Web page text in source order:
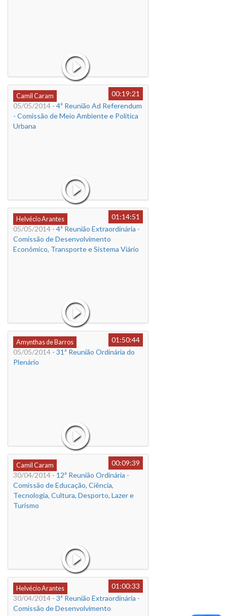
Camil Caram
00:19:21
05/05/2014 - 4ª Reunião Ad Referendum
- Comissão de Meio Ambiente e Política
Urbana
Helvécio Arantes
01:14:51
05/05/2014 - 4ª Reunião Extraordinária -
Comissão de Desenvolvimento
Econômico, Transporte e Sistema Viário
Amynthas de Barros
01:50:44
05/05/2014 - 31ª Reunião Ordinária do
Plenário
Camil Caram
00:09:39
30/04/2014 - 12ª Reunião Ordinária -
Comissão de Educação, Ciência,
Tecnologia, Cultura, Desporto, Lazer e
Turismo
Helvécio Arantes
01:00:33
30/04/2014 - 3ª Reunião Extraordinária -
Comissão de Desenvolvimento